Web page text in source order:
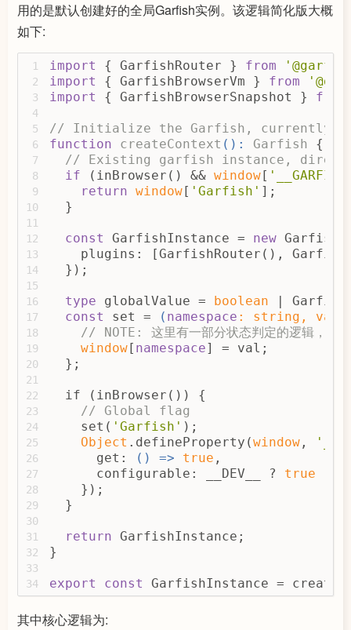
用的是默认创建好的全局Garfish实例。该逻辑简化版大概
如下:
1
2
3
4
5
6
7
8
9
10
11
12
13
14
15
16
17
18
19
20
21
22
23
24
25
26
27
28
29
30
31
32
33
34
import { GarfishRouter } from
import { GarfishBrowserVm } from
import { GarfishBrowserSnapshot } from
// Initialize the Garfish, currently
function
createContext ( ): Garfish
{
// Existing garfish instance, direct
if (inBrowser() && window[
return window[ 'Garfish' ];
  }
const GarfishInstance = new
plugins: [GarfishRouter(),
  });
type globalValue = boolean | Garfish
const set = ( namespace : string , val:
// NOTE:
这里有一部分状态判定的逻辑，以
window[ namespace] = val;
  };
  if (inBrowser()) {
// Global flag
    set(
'Garfish' );
Object .defineProperty(window,
      get:
() => true ,
      configurable: __DEV__ ?
true
    });
  }
return GarfishInstance;
}
export const GarfishInstance =
其中核心逻辑为: